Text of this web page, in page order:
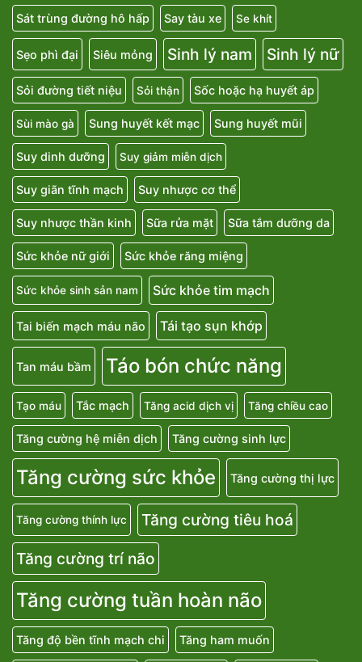
Sát trùng đường hô hấp Say tàu xe Se khít
Sẹo phì đại Siêu mỏng Sinh lý nam Sinh lý nữ
Sỏi đường tiết niệu Sỏi thận Sốc hoặc hạ huyết áp
Sùi mào gà Sung huyết kết mạc Sung huyết mũi
Suy dinh dưỡng Suy giảm miễn dịch
Suy giãn tĩnh mạch Suy nhược cơ thể
Suy nhược thần kinh Sữa rửa mặt Sữa tắm dưỡng da
Sức khỏe nữ giới Sức khỏe răng miệng
Sức khỏe sinh sản nam Sức khỏe tim mạch
Tai biến mạch máu não Tái tạo sụn khớp
Tan máu bầm Táo bón chức năng
Tạo máu Tắc mạch Tăng acid dịch vị Tăng chiều cao
Tăng cường hệ miễn dịch Tăng cường sinh lực
Tăng cường sức khỏe Tăng cường thị lực
Tăng cường thính lực
Tăng cường tiêu hoá
Tăng cường trí não
Tăng cường tuần hoàn não
Tăng độ bền tĩnh mạch chi Tăng ham muốn